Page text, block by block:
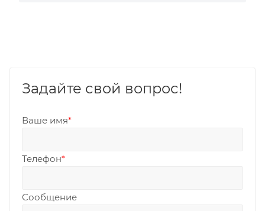
Задайте свой вопрос!
Ваше имя*
Телефон*
Сообщение